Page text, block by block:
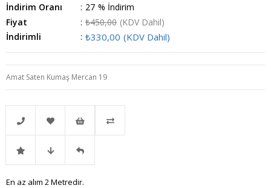
İndirim Oranı : %
27
İndirim
Fiyat
: ₺450,00 (KDV Dahil)
İndirimli
: ₺330,00 (KDV Dahil)
Amat Saten Kumaş Mercan 19
Telefonla
Sipariş
Favorilere
Ekle
İstek
Listeme
İndirimli Fiyat Gelince
En az alım 2 Metredir.